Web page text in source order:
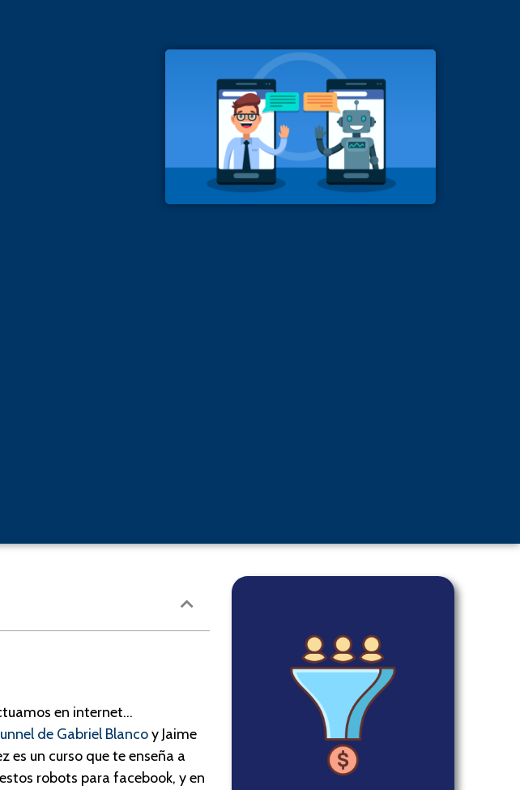
en internet…
de Gabriel Blancoy Jaime
es un curso que te enseña a
robots para facebook, y en